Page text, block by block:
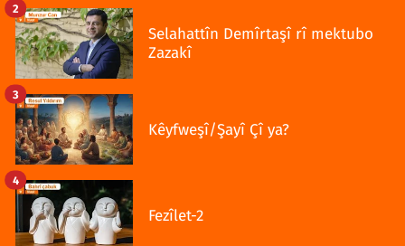
Selahattîn Demîrtaşî rî mektubo
Zazakî
2
Kêyfweşî/Şayî Çî ya?
3
Fezîlet-2
4